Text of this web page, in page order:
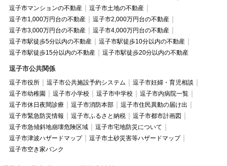
逗子市マンションの不動産
逗子市土地の不動産
逗子市1,000万円台の不動産
逗子市2,000万円台の不動産
逗子市3,000万円台の不動産
逗子市4,000万円台の不動産
逗子市駅徒歩5分以内の不動産
逗子市駅徒歩10分以内の不動産
逗子市駅徒歩15分以内の不動産
逗子市駅徒歩20分以内の不動産
逗子市公共関係
逗子市役所 逗子市公共施設予約システム
逗子市妊婦・育児相談
逗子市幼稚園
逗子市小学校 逗子市中学校
逗子市内病院一覧
逗子市休日夜間診療
逗子市消防本部
逗子市住民異動の届け出
逗子市緊急防災情報
逗子市ふるさと納税
逗子市都市計画図
逗子市急傾斜地崩壊危険区域
逗子市宅地防災について
逗子市津波ハザードマップ
逗子市土砂災害等ハザードマップ
逗子市空き家バンク